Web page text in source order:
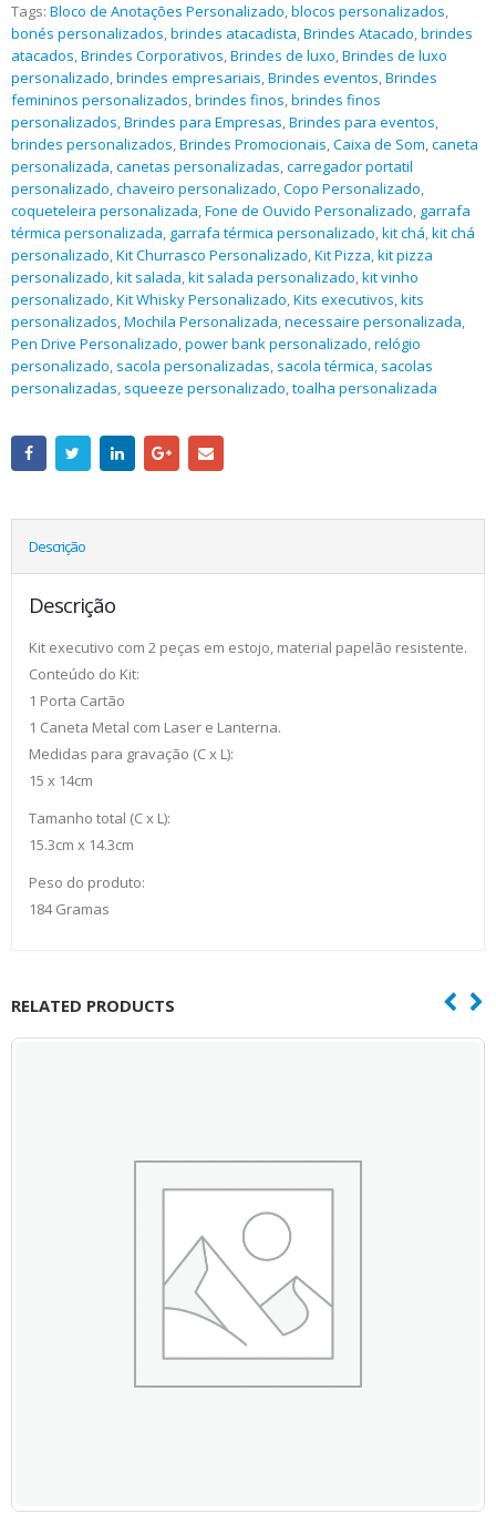
Tags: Bloco de Anotações Personalizado,blocos personalizados,
bonés personalizados,brindes atacadista,Brindes Atacado,brindes
atacados,Brindes Corporativos,Brindes de luxo,Brindes de luxo
personalizado,brindes empresariais,Brindes eventos,Brindes
femininos personalizados,brindes finos,brindes finos
personalizados,Brindes para Empresas,Brindes para eventos,
brindes personalizados,Brindes Promocionais,Caixa de Som,caneta
personalizada,canetas personalizadas,carregador portatil
personalizado,chaveiro personalizado,Copo Personalizado,
coqueteleira personalizada,Fone de Ouvido Personalizado, garrafa
térmica personalizada, garrafa térmica personalizado,kit chá,kit chá
personalizado,Kit Churrasco Personalizado,Kit Pizza,kit pizza
personalizado,kit salada,kit salada personalizado,kit vinho
personalizado,Kit Whisky Personalizado,Kits executivos,kits
personalizados,Mochila Personalizada,necessaire personalizada,
Pen Drive Personalizado,power bank personalizado,relógio
personalizado, sacola personalizadas, sacola térmica, sacolas
personalizadas, squeeze personalizado,toalha personalizada
Descrição
Descrição
Kit executivo com 2 peças em estojo, material papelão resistente.
Conteúdo do Kit:
1 Porta Cartão
1 Caneta Metal com Laser e Lanterna.
Medidas para gravação (C x L):
15 x 14cm
Tamanho total (C x L):
15.3cm x 14.3cm
Peso do produto:
184 Gramas
RELATED PRODUCTS
Mini Caneta Multifunções